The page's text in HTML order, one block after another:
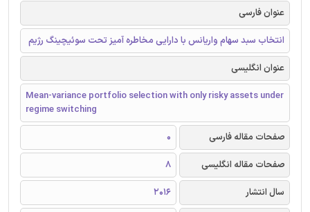
عنوان فارسی
انتخاب سبد سهام واریانس با دارایی مخاطره آمیز تحت سوئیچینگ رژیم
عنوان انگلیسی
Mean-variance portfolio selection with only risky assets under
regime switching
صفحات مقاله فارسی
0
صفحات مقاله انگلیسی
8
سال انتشار
2016